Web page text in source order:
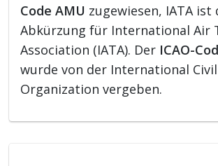
Code AMU zugewiesen, IATA ist
Abkürzung für International Air
Association (IATA). Der ICAO-
wurde von der International
Organization vergeben.